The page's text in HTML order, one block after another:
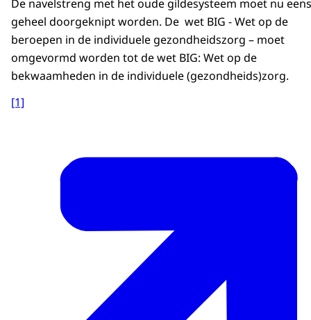
De navelstreng met het oude gildesysteem moet nu eens
geheel doorgeknipt worden. De wet BIG - Wet op de
beroepen in de individuele gezondheidszorg – moet
omgevormd worden tot de wet BIG: Wet op de
bekwaamheden in de individuele (gezondheids)zorg.
[1]